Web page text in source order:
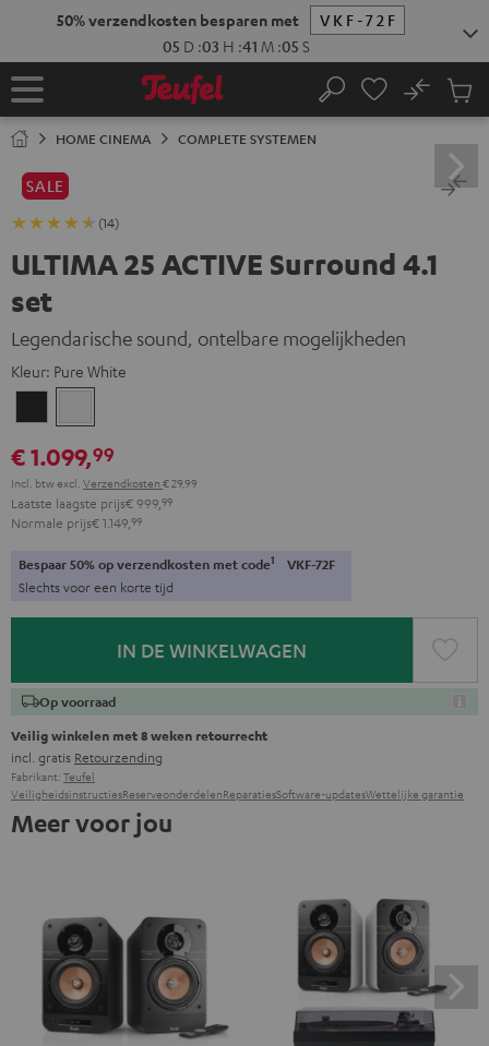
Home Zoeken
No
HOME CINEMA COMPLETE SYSTEMEN
SALE
(14)
ULTIMA 25 ACTIVE Surround 4.1
set
Legendarische sound, ontelbare mogelijkheden
Kleur: Pure White
black White
€ 1.099,99
Incl. btwexcl. Verzendkosten € 29,99
Laatste laagste prijs€ 999, 99
Normale prijs€ 1.149, 99
Bespaar 50% op verzendkosten met code1 VKF-72F
Slechts voor een korte tijd
IN DE WINKELWAGEN
Op voorraad
Veilig winkelen met 8 weken retourrecht
incl. gratis Retourzending
Fabrikant: Teufel
VeiligheidsinstructiesReserveonderdelenReparatiesSoftware-updatesWettelijke garantie
Meer voor jou